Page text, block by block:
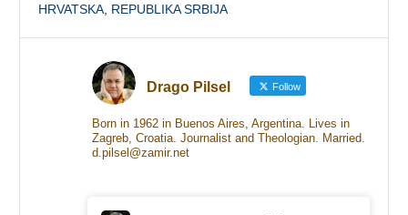
HRVATSKA REPUBLIKA SRBIJA
Drago Pilsel Follow
Born in 1962 in Buenos Aires, Argentina. Lives in
Zagreb, Croatia. Journalist and Theologian. Married.
d.pilsel@zamir.net